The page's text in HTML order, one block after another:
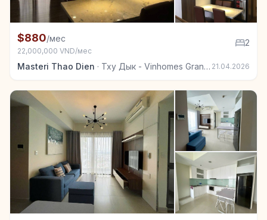
Квартира в аренду в Тху Дык - Vinhomes Grand
$880/мес
22,000,000 VND/мес
2
Masteri Thao Dien · Тху Дык - Vinhomes Grand Park 21.04.2026